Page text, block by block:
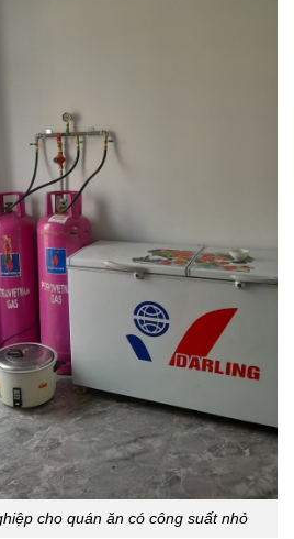
cho quán ăn có công suất nhỏ